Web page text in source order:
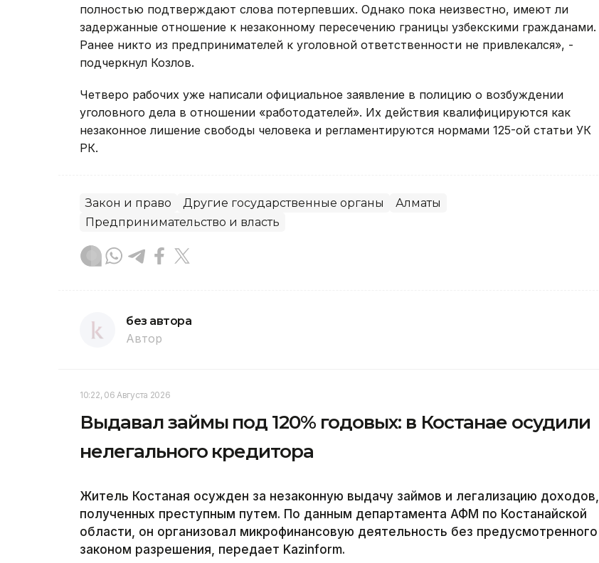
полностью подтверждают слова потерпевших. Однако пока неизвестно, имеют ли
задержанные отношение к незаконному пересечению границы узбекскими гражданами.
Ранее никто из предпринимателей к уголовной ответственности не привлекался», -
подчеркнул Козлов.
Четверо рабочих уже написали официальное заявление в полицию о возбуждении
уголовного дела в отношении «работодателей». Их действия квалифицируются как
незаконное лишение свободы человека и регламентируются нормами 125-ой статьи УК
РК.
Закон и право Другие государственные органы
Алматы
Предпринимательство и власть
без автора
Автор
10:22, 06 Августа 2026
Выдавал займы под 120% годовых: в Костанае осудили
нелегального кредитора
Житель Костаная осужден за незаконную выдачу займов и легализацию доходов,
полученных преступным путем. По данным департамента АФМ по Костанайской
области, он организовал микрофинансовую деятельность без предусмотренного
законом разрешения, передает Kazinform.